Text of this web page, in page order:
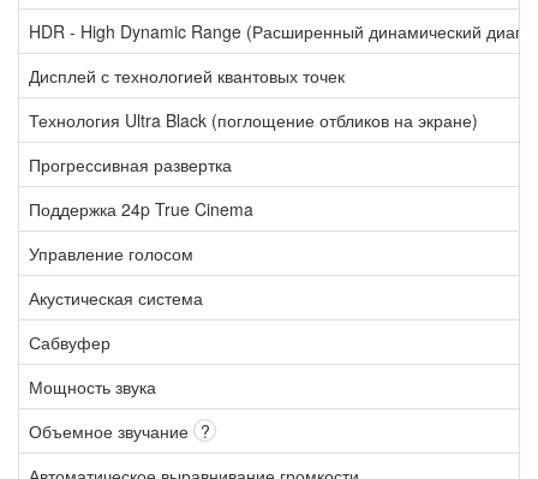
HDR - High Dynamic Range (Расширенный динамический
Дисплей с технологией квантовых точек
Технология Ultra Black (поглощение отбликов на экране)
Прогрессивная развертка
Поддержка 24p True Cinema
Управление голосом
Акустическая система
Сабвуфер
Мощность звука
Объемное звучание ?